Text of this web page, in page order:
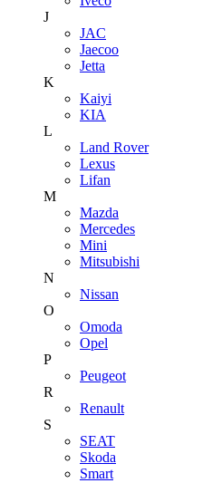
J
JAC
Jaecoo
Jetta
K
Kaiyi
KIA
L
Land Rover
Lexus
Lifan
M
Mazda
Mercedes
Mini
Mitsubishi
N
Nissan
O
Omoda
Opel
P
Peugeot
R
Renault
S
SEAT
Skoda
Smart